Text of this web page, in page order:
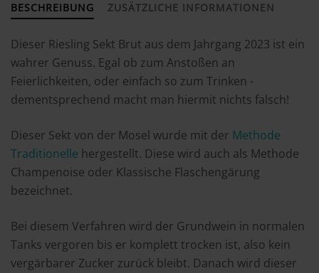
BESCHREIBUNG ZUSÄTZLICHE INFORMATIONEN
Dieser Riesling Sekt Brut aus dem Jahrgang 2023 ist ein
wahrer Genuss. Egal ob zum Anstoßen an
Feierlichkeiten, oder einfach so zum Trinken -
dementsprechend macht man hiermit nichts falsch!
Dieser Sekt von der Mosel wurde mit der Methode
Traditionelle hergestellt. Diese wird auch als Methode
Champenoise oder Klassische Flaschengärung
bezeichnet.
Bei diesem Verfahren wird der Grundwein in normalen
Tanks vergoren bis er komplett trocken ist, also kein
vergärbarer Zucker zurück bleibt. Danach wird dieser